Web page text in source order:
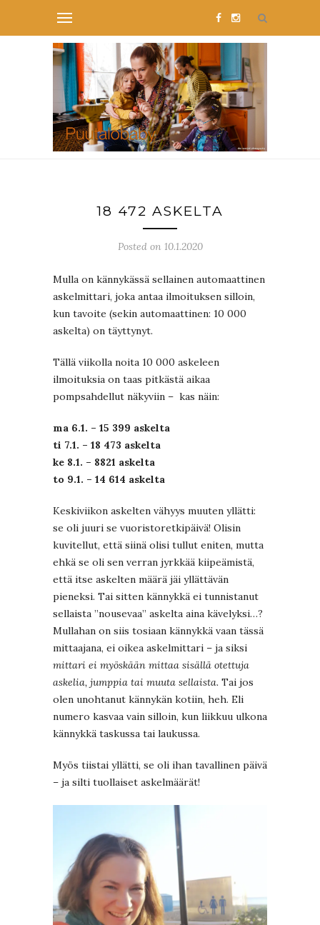
18 472 ASKELTA
Posted on 10.1.2020
Mulla on kännykässä sellainen automaattinen
askelmittari, joka antaa ilmoituksen silloin,
kun tavoite (sekin automaattinen: 10 000
askelta) on täyttynyt.
Tällä viikolla noita 10 000 askeleen
ilmoituksia on taas pitkästä aikaa
pompsahdellut näkyviin – kas näin:
ma 6.1. – 15 399 askelta
ti 7.1. – 18 473 askelta
ke 8.1. – 8821 askelta
to 9.1. – 14 614 askelta
Keskiviikon askelten vähyys muuten yllätti:
se oli juuri se vuoristoretkipäivä! Olisin
kuvitellut, että siinä olisi tullut eniten, mutta
ehkä se oli sen verran jyrkkää kiipeämistä,
että itse askelten määrä jäi yllättävän
pieneksi. Tai sitten kännykkä ei tunnistanut
sellaista ”nousevaa” askelta aina kävelyksi…?
Mullahan on siis tosiaan kännykkä vaan tässä
mittaajana, ei oikea askelmittari – ja siksi
mittari ei myöskään mittaa sisällä otettuja
askelia, jumppia tai muuta sellaista. Tai jos
olen unohtanut kännykän kotiin, heh. Eli
numero kasvaa vain silloin, kun liikkuu ulkona
kännykkä taskussa tai laukussa.
Myös tiistai yllätti, se oli ihan tavallinen päivä
– ja silti tuollaiset askelmäärät!